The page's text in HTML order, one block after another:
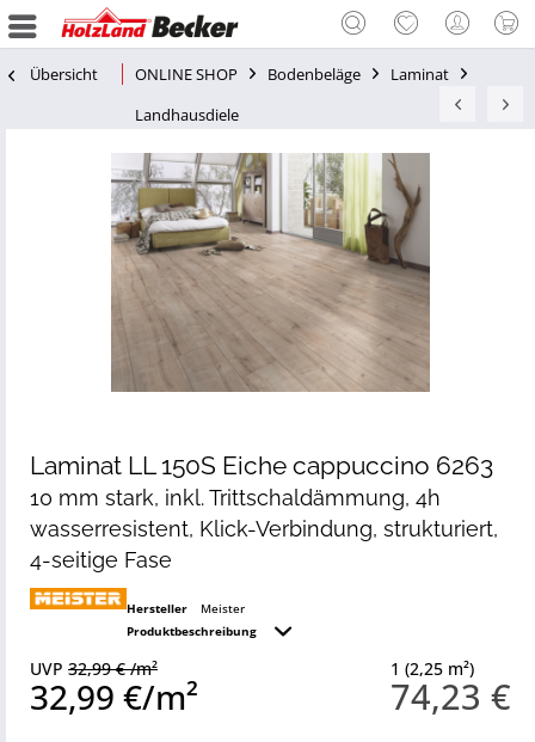
Übersicht ONLINE SHOP Bodenbeläge
Laminat
Landhausdiele
Laminat LL 150S Eiche cappuccino 6263
10 mm stark, inkl. Trittschaldämmung, 4h
wasserresistent, Klick-Verbindung, strukturiert,
4-seitige Fase
Hersteller
Meister
Produktbeschreibung
1 (2,25 m²)
74,23 €
UVP 32,99 € /m²
32,99 €/m²